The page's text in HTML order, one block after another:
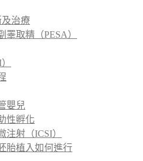
治療
睪取精（PESA）
嬰兒
性孵化
注射（ICSI）
胎植入如何進行